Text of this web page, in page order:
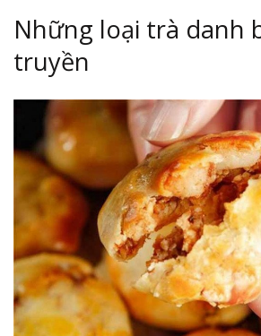
Những loại trà danh
truyền